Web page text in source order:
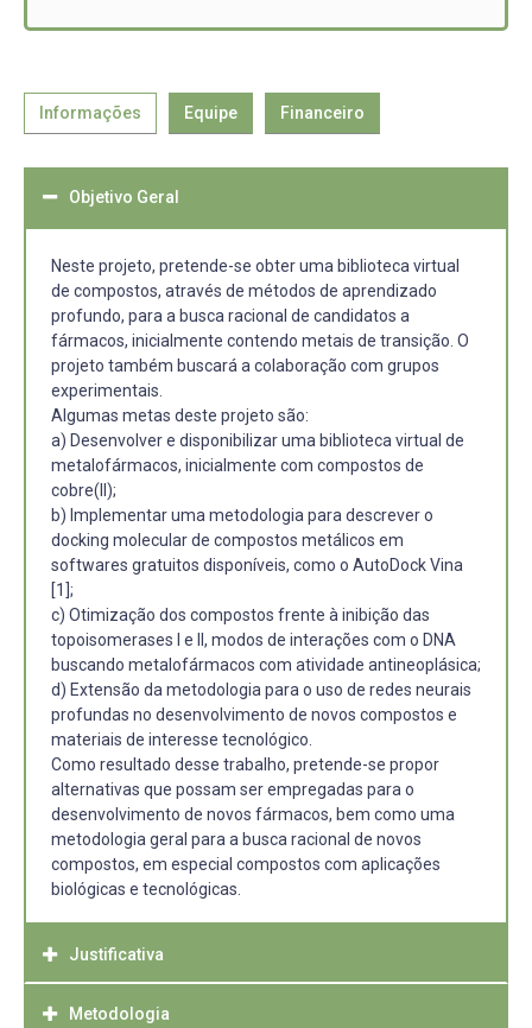
Informações Equipe Financeiro
Objetivo Geral
Neste projeto, pretende-se obter uma biblioteca virtual
de compostos, através de métodos de aprendizado
profundo, para a busca racional de candidatos a
fármacos, inicialmente contendo metais de transição. O
projeto também buscará a colaboração com grupos
experimentais.
Algumas metas deste projeto são:
a) Desenvolver e disponibilizar uma biblioteca virtual de
metalofármacos, inicialmente com compostos de
cobre(II);
b) Implementar uma metodologia para descrever o
docking molecular de compostos metálicos em
softwares gratuitos disponíveis, como o AutoDock Vina
[1];
c) Otimização dos compostos frente à inibição das
topoisomerases I e II, modos de interações com o DNA
buscando metalofármacos com atividade antineoplásica;
d) Extensão da metodologia para o uso de redes neurais
profundas no desenvolvimento de novos compostos e
materiais de interesse tecnológico.
Como resultado desse trabalho, pretende-se propor
alternativas que possam ser empregadas para o
desenvolvimento de novos fármacos, bem como uma
metodologia geral para a busca racional de novos
compostos, em especial compostos com aplicações
biológicas e tecnológicas.
Justificativa
A busca de novas moléculas com propriedades de
Metodologia